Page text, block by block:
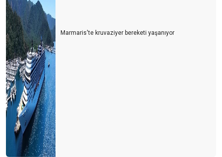
Marmaris'te kruvaziyer bereketi yaşanıyor